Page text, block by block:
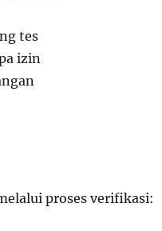
tes
izin
proses verifikasi: